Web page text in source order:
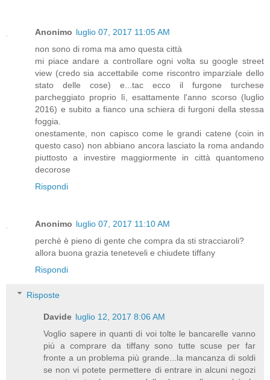
Anonimo luglio 07, 2017 11:05 AM
non sono di roma ma amo questa città
mi piace andare a controllare ogni volta su google street
view (credo sia accettabile come riscontro imparziale dello
stato delle cose) e...tac ecco il furgone turchese
parcheggiato proprio lì, esattamente l'anno scorso (luglio
2016) e subito a fianco una schiera di furgoni della stessa
foggia.
onestamente, non capisco come le grandi catene (coin in
questo caso) non abbiano ancora lasciato la roma andando
piuttosto a investire maggiormente in città quantomeno
decorose
Rispondi
Anonimo luglio 07, 2017 11:10 AM
perchè è pieno di gente che compra da sti stracciaroli?
allora buona grazia teneteveli e chiudete tiffany
Rispondi
Risposte
Davide luglio 12, 2017 8:06 AM
Voglio sapere in quanti di voi tolte le bancarelle vanno
più a comprare da tiffany sono tutte scuse per far
fronte a un problema più grande...la mancanza di soldi
se non vi potete permettere di entrare in alcuni negozi